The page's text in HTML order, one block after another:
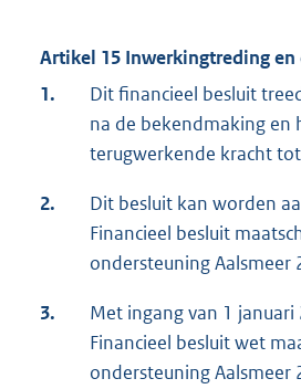
Artikel 15 Inwerkingtreding
1.
Dit financieel besluit
na de bekendmaking en
terugwerkende kracht
2.
Dit besluit kan worden
Financieel besluit
ondersteuning Aalsmeer
3.
Met ingang van 1
Financieel besluit wet
ondersteuning